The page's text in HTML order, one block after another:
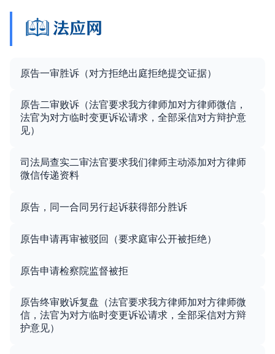
原告一审胜诉（对方拒绝出庭拒绝提交证据）
原告二审败诉（法官要求我方律师加对方律师微信，
法官为对方临时变更诉讼请求，全部采信对方辩护意
见）
司法局查实二审法官要求我们律师主动添加对方律师
微信传递资料
原告，同一合同另行起诉获得部分胜诉
原告申请再审被驳回（要求庭审公开被拒绝）
原告申请检察院监督被拒
原告终审败诉复盘（法官要求我方律师加对方律师微
信，法官为对方临时变更诉讼请求，全部采信对方辩
护意见）